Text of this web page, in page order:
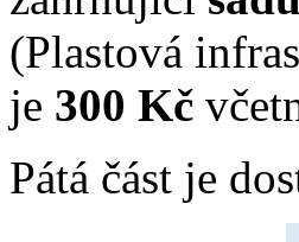
(Plastová
je 300 Kč
Pátá část je